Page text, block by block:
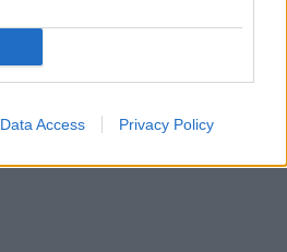
Data Access Privacy Policy